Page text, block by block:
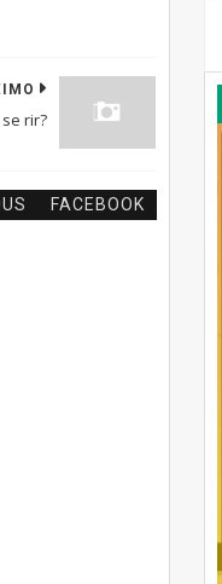
rir?
FACEBOOK